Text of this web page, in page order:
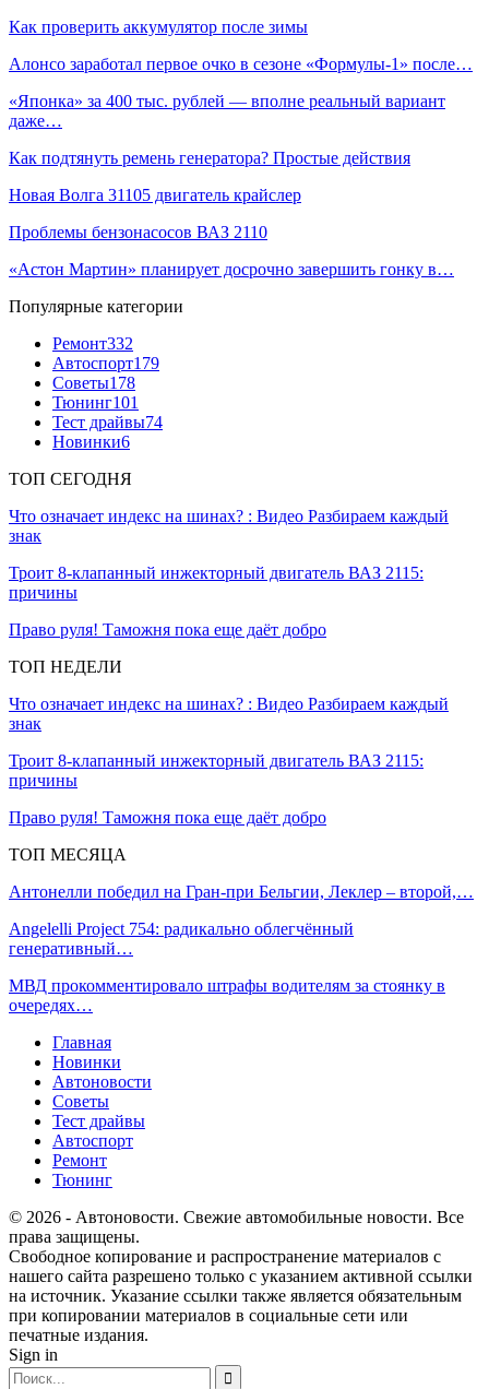
Как проверить аккумулятор после зимы
Алонсо заработал первое очко в сезоне «Формулы‑1» после…
«Японка» за 400 тыс. рублей — вполне реальный вариант
даже…
Как подтянуть ремень генератора? Простые действия
Новая Волга 31105 двигатель крайслер
Проблемы бензонасосов ВАЗ 2110
«Астон Мартин» планирует досрочно завершить гонку в…
Популярные категории
Ремонт332
Автоспорт179
Советы178
Тюнинг101
Тест драйвы74
Новинки6
ТОП СЕГОДНЯ
Что означает индекс на шинах? : Видео Разбираем каждый
знак
Троит 8-клапанный инжекторный двигатель ВАЗ 2115:
причины
Право руля! Таможня пока еще даёт добро
ТОП НЕДЕЛИ
Что означает индекс на шинах? : Видео Разбираем каждый
знак
Троит 8-клапанный инжекторный двигатель ВАЗ 2115:
причины
Право руля! Таможня пока еще даёт добро
ТОП МЕСЯЦА
Антонелли победил на Гран‑при Бельгии, Леклер – второй,…
Angelelli Project 754: радикально облегчённый
генеративный…
МВД прокомментировало штрафы водителям за стоянку в
очередях…
Главная
Новинки
Автоновости
Советы
Тест драйвы
Автоспорт
Ремонт
Тюнинг
© 2026 - Автоновости. Свежие автомобильные новости. Все
права защищены.
Свободное копирование и распространение материалов с
нашего сайта разрешено только с указанием активной ссылки
на источник. Указание ссылки также является обязательным
при копировании материалов в социальные сети или
печатные издания.
Sign in